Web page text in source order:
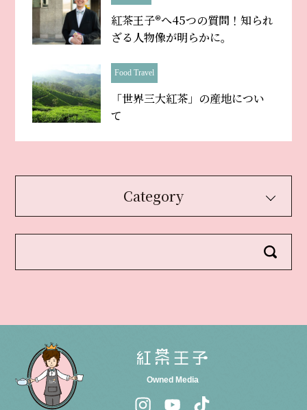
紅茶王子®へ45つの質問！知られ
ざる人物像が明らかに。
Food Travel
「世界三大紅茶」の産地につい
て
Category
Owned Media